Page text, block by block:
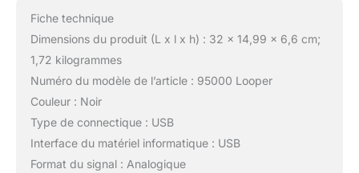
Fiche technique
Dimensions du produit (L x l x h) : 32 x 14,99 x 6,6 cm;
1,72 kilogrammes
Numéro du modèle de l’article : 95000 Looper
Couleur : Noir
Type de connectique : USB
Interface du matériel informatique : USB
Format du signal : Analogique